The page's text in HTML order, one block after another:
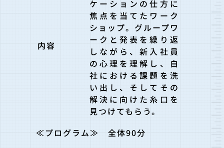
内容
ケーションの仕方に
焦点を当てたワーク
ショップ。グループワ
ークと発表を繰り返
しながら、新入社員
の心理を理解し、自
社における課題を洗
い出し、そしてその
解決に向けた糸口を
見つけてもらう。
≪プログラム≫ 全体90分